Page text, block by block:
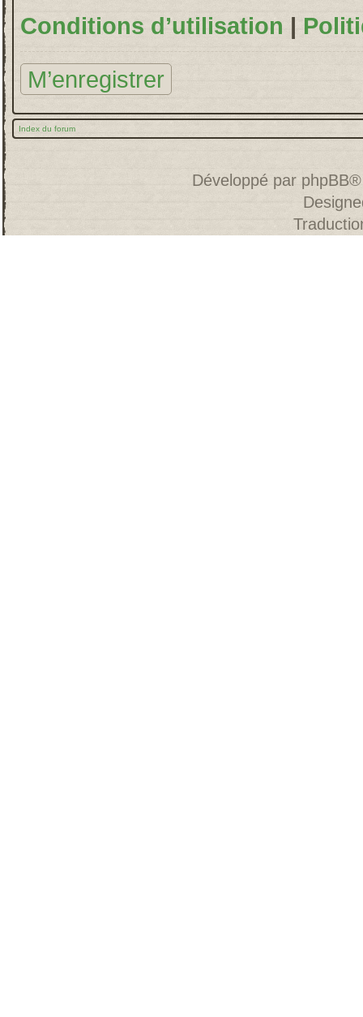
Conditions d’utilisation |
M’enregistrer
Index du forum
Développé par phpBB®